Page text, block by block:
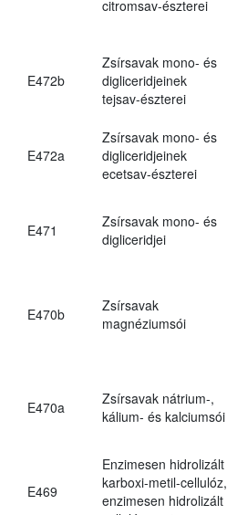
citromsav-észterei
E472b
Zsírsavak mono- és
digliceridjeinek
tejsav-észterei
E472a
Zsírsavak mono- és
digliceridjeinek
ecetsav-észterei
E471
Zsírsavak mono- és
digliceridjei
E470b
Zsírsavak
magnéziumsói
E470a
Zsírsavak nátrium-,
kálium- és kalciumsói
E469
Enzimesen hidrolizált
karboxi-metil-cellulóz,
enzimesen hidrolizált